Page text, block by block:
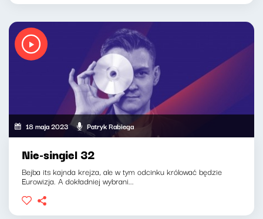
18 maja 2023 Patryk Rabiega
Nie-singiel 32
Bejba its kajnda krejza, ale w tym odcinku królować będzie
Eurowizja. A dokładniej wybrani...